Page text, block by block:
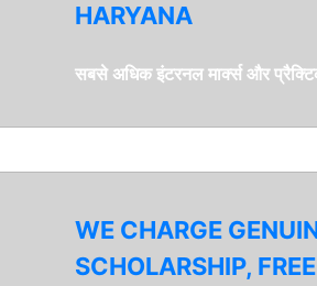
HARYANA
सबसे अधिक इंटरनल मार्क्स और
WE CHARGE
SCHOLARSHIP,